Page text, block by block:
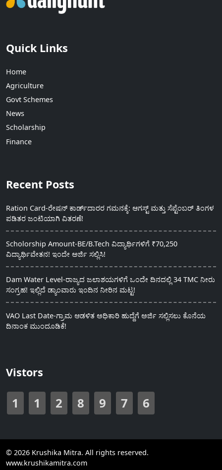
Quick Links
Home
Agriculture
Govt Schemes
News
Scholarship
Finance
Recent Posts
Ration Card-ರೇಷನ್ ಕಾರ್ಡ್‍ದಾರರ ಗಮನಕ್ಕೆ: ಆಗಸ್ಟ್ ಮತ್ತು ಸೆಪ್ಟೆಂಬರ್ ತಿಂಗಳ
ಪಡಿತರ ಜಂಟಿಯಾಗಿ ವಿತರಣೆ!
Scholorship Amount-BE/B.Tech ವಿದ್ಯಾರ್ಥಿಗಳಿಗೆ ₹70,250
ವಿದ್ಯಾರ್ಥಿವೇತನ! ಇಂದೇ ಅರ್ಜಿ ಸಲ್ಲಿಸಿ!
Dam Water Level-ರಾಜ್ಯದ ಜಲಾಶಯಗಳಿಗೆ ಒಂದೇ ದಿನದಲ್ಲಿ 34 TMC ನೀರು
ಸಂಗ್ರಹ! ಇಲ್ಲಿದೆ ಡ್ಯಾಂವಾರು ಇಂದಿನ ನೀರಿನ ಮಟ್ಟ!
VAO Last Date-ಗ್ರಾಮ ಆಡಳಿತ ಅಧಿಕಾರಿ ಹುದ್ದೆಗೆ ಅರ್ಜಿ ಸಲ್ಲಿಸಲು ಕೊನೆಯ
ದಿನಾಂಕ ಮುಂದೂಡಿಕೆ!
Vistors
1 1 2 8 9 7 6
© 2026 Krushika Mitra. All rights reserved.
www.krushikamitra.com